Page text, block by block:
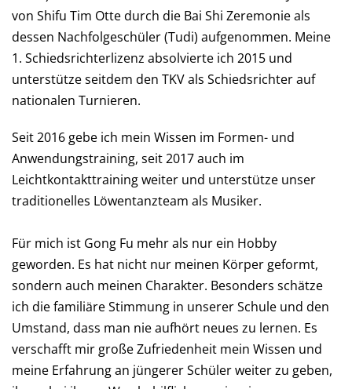
von Shifu Tim Otte durch die Bai Shi Zeremonie als
dessen Nachfolgeschüler (Tudi) aufgenommen. Meine
1. Schiedsrichterlizenz absolvierte ich 2015 und
unterstütze seitdem den TKV als Schiedsrichter auf
nationalen Turnieren.
Seit 2016 gebe ich mein Wissen im Formen- und
Anwendungstraining, seit 2017 auch im
Leichtkontakttraining weiter und unterstütze unser
traditionelles Löwentanzteam als Musiker.
Für mich ist Gong Fu mehr als nur ein Hobby
geworden. Es hat nicht nur meinen Körper geformt,
sondern auch meinen Charakter. Besonders schätze
ich die familiäre Stimmung in unserer Schule und den
Umstand, dass man nie aufhört neues zu lernen. Es
verschafft mir große Zufriedenheit mein Wissen und
meine Erfahrung an jüngerer Schüler weiter zu geben,